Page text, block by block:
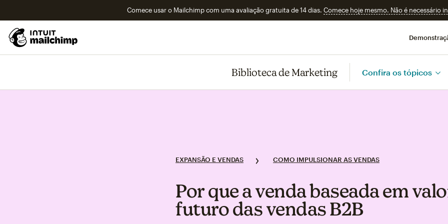
Comece usar o Mailchimp com uma avaliação gratuita de 14 dias. Comece hoje mesmo. Não é necessário
Biblioteca de Marketing Confira os tópicos
EXPANSÃO E VENDAS COMO IMPULSIONAR AS VENDAS
Por que a venda baseada em
futuro das vendas B2B